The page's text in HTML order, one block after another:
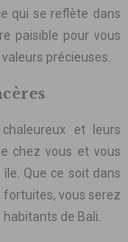
qui se reflète dans
paisible pour vous
précieuses.
et leurs
chez vous et vous
Que ce soit dans
fortuites, vous serez
de Bali.